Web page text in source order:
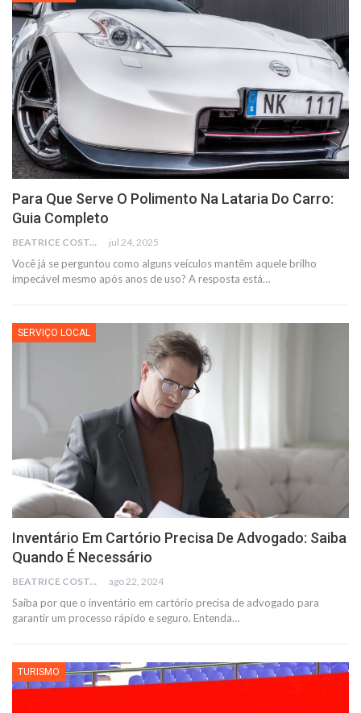
Para Que Serve O Polimento Na Lataria Do Carro:
Guia Completo
BEATRICE COSTA jul 24, 2025
Você já se perguntou como alguns veículos mantêm aquele brilho
impecável mesmo após anos de uso? A resposta está…
SERVIÇO LOCAL
Inventário Em Cartório Precisa De Advogado: Saiba
Quando É Necessário
BEATRICE COSTA ago 22, 2024
Saiba por que o inventário em cartório precisa de advogado para
garantir um processo rápido e seguro. Entenda…
TURISMO